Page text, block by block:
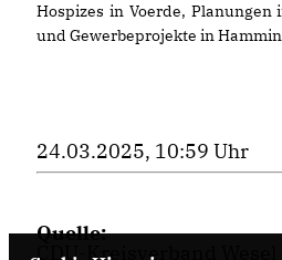
Hospizes in Voerde, Planungen
und Gewerbeprojekte in
24.03.2025, 10:59 Uhr
Quelle:
CDU-Kreisverband Wesel